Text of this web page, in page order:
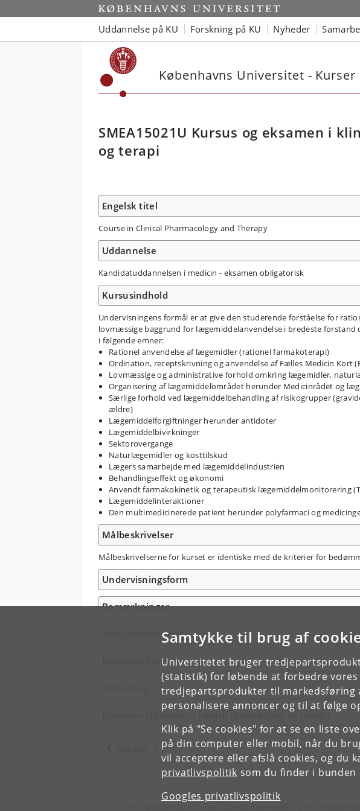
Samtykke til brug af
Universitetet bruger
(statistik) for løbende at forbedre
tredjepartsprodukter til markedsføring
personalisere annoncer og til at følge
Klik på "Se cookies" for at se en liste
på din computer eller mobil, når du
vil acceptere eller afslå cookies, og du
privatlivspolitik som du finder i bunden
Googles privatlivspolitik
Uddannelse på KU Forskning på KU Nyheder
Københavns Universitet - Kurser
SMEA15021U Kursus og eksamen i
og terapi
Engelsk titel
Course in Clinical Pharmacology and Therapy
Uddannelse
Kandidatuddannelsen i medicin - eksamen obligatorisk
Kursusindhold
Undervisningens formål er at give den studerende forståelse for
lovmæssige baggrund for lægemiddelanvendelse i bredeste
i følgende emner:
Rationel anvendelse af lægemidler (rationel farmakoterapi)
Ordination, receptskrivning og anvendelse af Fælles Medicin Kort
Lovmæssige og administrative forhold omkring lægemidler,
Organisering af lægemiddelområdet herunder Medicinrådet og
Særlige forhold ved lægemiddelbehandling af risikogrupper
ældre)
Lægemiddelforgiftninger herunder antidoter
Lægemiddelbivirkninger
Sektorovergange
Naturlægemidler og kosttilskud
Lægers samarbejde med lægemiddelindustrien
Behandlingseffekt og økonomi
Anvendt farmakokinetik og terapeutisk lægemiddelmonitorering
Lægemiddelinteraktioner
Den multimedicinerede patient herunder polyfarmaci og
Målbeskrivelser
Målbeskrivelserne for kurset er identiske med de kriterier for
Undervisningsform
Bemærkninger
Arbejdsbelastning
Feedbackform
Eksamen (Eksamen i klinisk farmakologi og terapi)